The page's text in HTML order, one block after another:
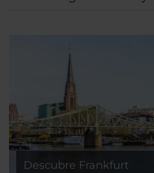
Descubre Frankfurt